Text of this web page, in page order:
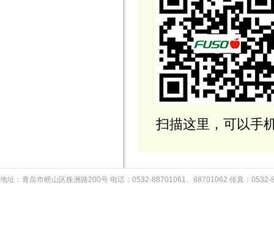
扫描这里，可以手
地址：青岛市崂山区株洲路200号 电话：0532-88701061、88701062 传真：